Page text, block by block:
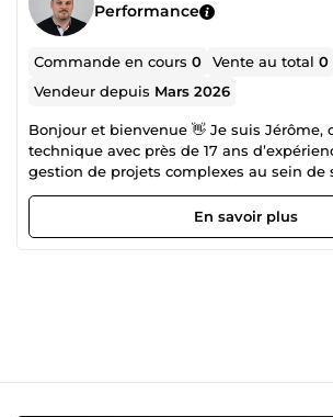
Performance
Commande en cours0 Vente au total0
Vendeur depuis Mars 2026
Bonjour et bienvenue 👋 Je suis Jérôme,
technique avec près de 17 ans
gestion de projets complexes au sein de
stratégiques tels que le spatial,
météorologie et le ferroviaire. ✅ Pilotage
techniques ✅ Coordination d’équipes
En savoir plus